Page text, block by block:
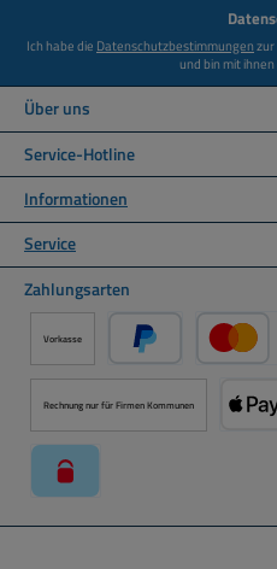
Ich habe die Datenschutzbestimmungen
und bin mit
Über uns
Service-Hotline
Informationen
Service
Zahlungsarten
Vorkasse
PayPal
Rechnung nur für Firmen Kommunen